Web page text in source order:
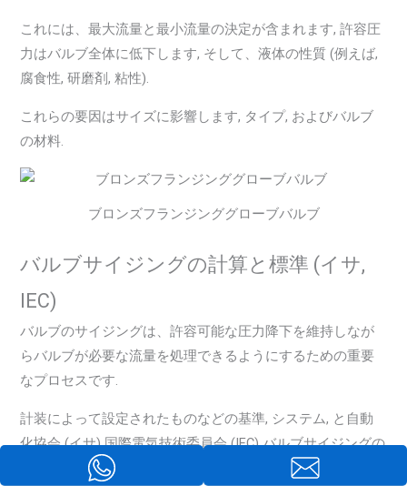
これには、最大流量と最小流量の決定が含まれます, 許容圧
力はバルブ全体に低下します, そして、液体の性質 (例えば,
腐食性, 研磨剤, 粘性).
これらの要因はサイズに影響します, タイプ, およびバルブ
の材料.
ブロンズフランジンググローブバルブ
バルブサイジングの計算と標準 (イサ,
IEC)
バルブのサイジングは、許容可能な圧力降下を維持しなが
らバルブが必要な流量を処理できるようにするための重要
なプロセスです.
計装によって設定されたものなどの基準, システム, と自動
化協会 (イサ) 国際電気技術委員会 (IEC) バルブサイジングの
計算のガイドラインを提供します.